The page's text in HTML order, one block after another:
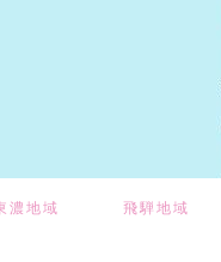
濃地域 飛騨地域